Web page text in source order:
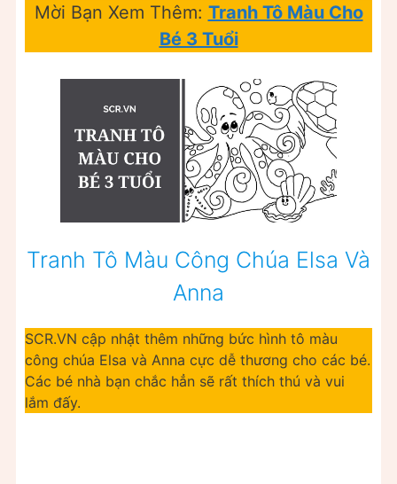
Mời Bạn Xem Thêm: Tranh Tô Màu Cho
Bé 3 Tuổi
Tranh Tô Màu Công Chúa Elsa Và
Anna
SCR.VN cập nhật thêm những bức hình tô màu
công chúa Elsa và Anna cực dễ thương cho các bé.
Các bé nhà bạn chắc hẳn sẽ rất thích thú và vui
lắm đấy.